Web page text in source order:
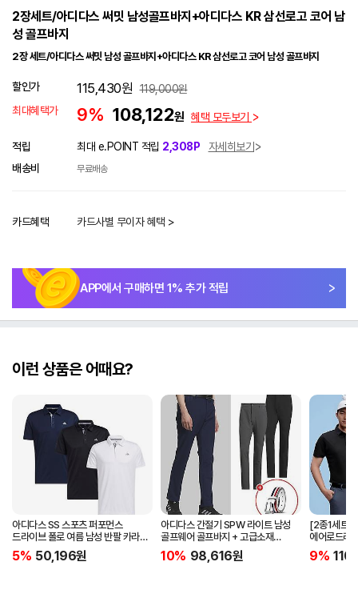
2장세트/아디다스 써밋 남성골프바지+아디다스 KR 삼선로고 코어 남
성 골프바지
2장 세트/아디다스 써밋 남성 골프바지+아디다스 KR 삼선로고 코어 남성 골프바지
할인가 115,430원 119,000원
최대혜택가
9% 108,122원 혜택 모두보기
적립 최대 e.POINT 적립 2,308P
자세히보기
배송비
무료배송
카드혜택 카드사별 무이자 혜택 >
APP에서 구매하면 1% 추가 적립
이런 상품은 어때요?
아디다스 SS 스포츠 퍼포먼스
드라이브 폴로 여름 남성 반팔 카라
티셔츠 IA5447 IA5448 IA5446
5% 50,196원
아디다스 간절기 SPW 라이트 남성
골프웨어 골프바지 + 고급소재
삼선패턴 골프벨트 세트
10% 98,616원
[2종1세트]
에어로드라
남자 골프
JG1313
9%